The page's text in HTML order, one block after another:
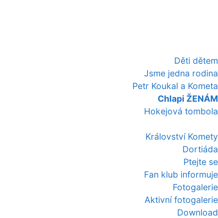
Děti dětem
Jsme jedna rodina
Petr Koukal a Kometa
Chlapi ŽENÁM
Hokejová tombola
Království Komety
Dortiáda
Ptejte se
Fan klub informuje
Fotogalerie
Aktivní fotogalerie
Download